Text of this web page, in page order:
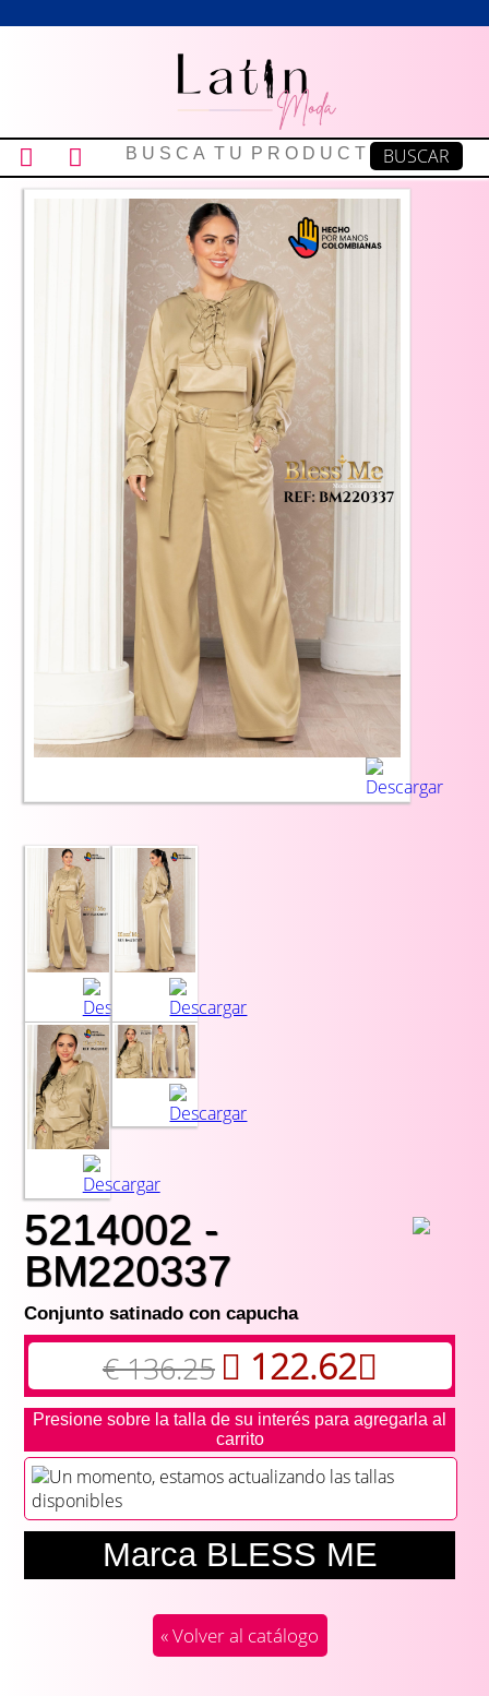
5214002 -
BM220337
Conjunto satinado con capucha
€ 136.25 122.62
Presione sobre la talla de su interés para agregarla al
carrito
Un momento, estamos actualizando las tallas
disponibles
Marca BLESS ME
« Volver al catálogo